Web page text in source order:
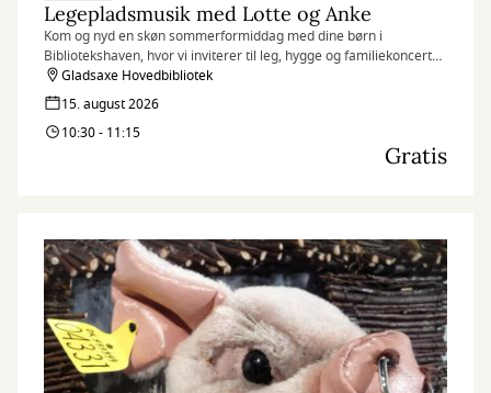
Legepladsmusik med Lotte og Anke
Kom og nyd en skøn sommerformiddag med dine børn i
Bibliotekshaven, hvor vi inviterer til leg, hygge og familiekoncert
kl. 10.30
Gladsaxe Hovedbibliotek
15. august 2026
10:30 - 11:15
Gratis